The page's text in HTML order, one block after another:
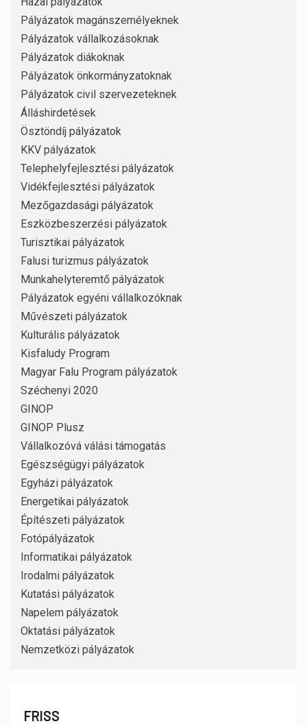
Pályázatok magánszemélyeknek
Pályázatok vállalkozásoknak
Pályázatok diákoknak
Pályázatok önkormányzatoknak
Pályázatok civil szervezeteknek
Álláshirdetések
Ösztöndíj pályázatok
KKV pályázatok
Telephelyfejlesztési pályázatok
Vidékfejlesztési pályázatok
Mezőgazdasági pályázatok
Eszközbeszerzési pályázatok
Turisztikai pályázatok
Falusi turizmus pályázatok
Munkahelyteremtő pályázatok
Pályázatok egyéni vállalkozóknak
Művészeti pályázatok
Kulturális pályázatok
Kisfaludy Program
Magyar Falu Program pályázatok
Széchenyi 2020
GINOP
GINOP Plusz
Vállalkozóvá válási támogatás
Egészségügyi pályázatok
Egyházi pályázatok
Energetikai pályázatok
Építészeti pályázatok
Fotópályázatok
Informatikai pályázatok
Irodalmi pályázatok
Kutatási pályázatok
Napelem pályázatok
Oktatási pályázatok
Nemzetközi pályázatok
FRISS